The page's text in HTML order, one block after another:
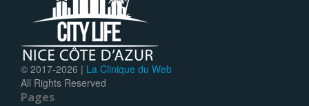
© 2017-2026 | La Clinique du Web
All Rights Reserved
Pages